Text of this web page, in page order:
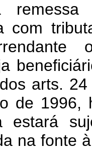
com
arts.
de 1996,
estará
na fonte